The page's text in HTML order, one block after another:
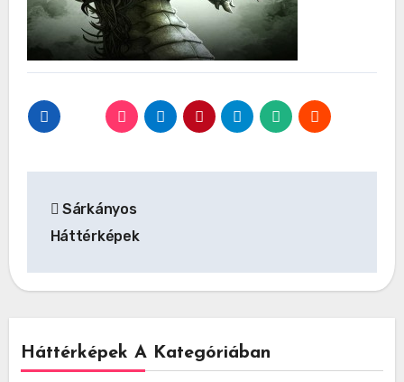
navigáció
Sárkányos
Háttérképek
Háttérképek A Kategóriában